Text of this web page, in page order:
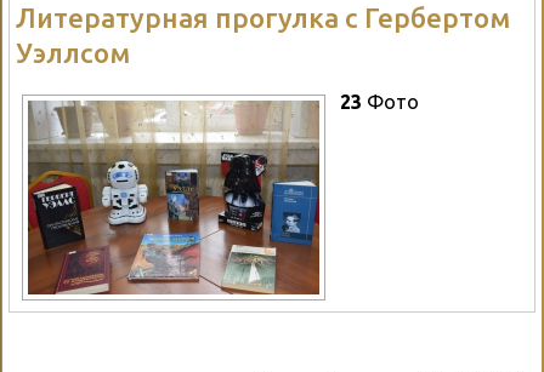
Литературная прогулка с Гербертом
Уэллсом
23 Фото